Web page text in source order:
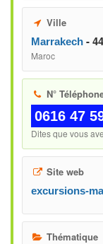
Ville
Marrakech -
Maroc
N°
0616 47
Dites que vous
Site web
excursions-
Thématique